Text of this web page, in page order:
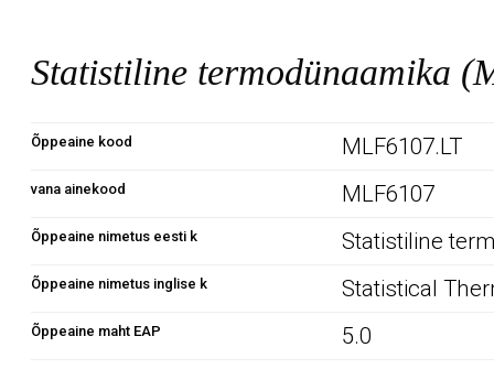
Statistiline termodünaamika
Õppeaine kood MLF6107.LT
vana ainekood MLF6107
Õppeaine nimetus eesti k Statistiline
Õppeaine nimetus inglise k Statistical
Õppeaine maht EAP 5.0